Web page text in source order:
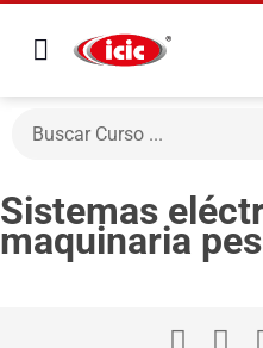
Sistemas
maquinaria